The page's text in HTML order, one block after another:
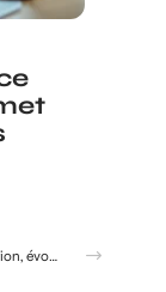
Crédit Agricole Nord Midi pyrénée : tous les services digitaux à portée de main